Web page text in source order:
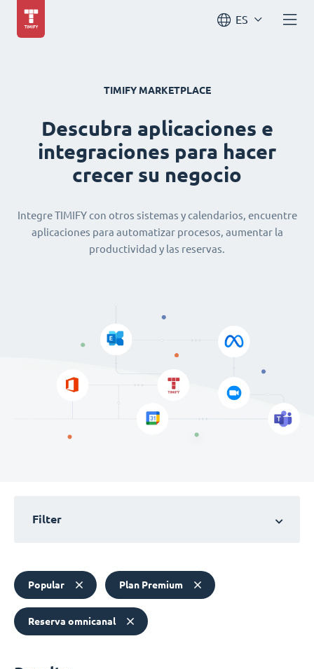
ES
TIMIFY MARKETPLACE
Descubra aplicaciones e
integraciones para hacer
crecer su negocio
Integre TIMIFY con otros sistemas y calendarios, encuentre
aplicaciones para automatizar procesos, aumentar la
productividad y las reservas.
Filter
Popular Plan Premium
Reserva omnicanal